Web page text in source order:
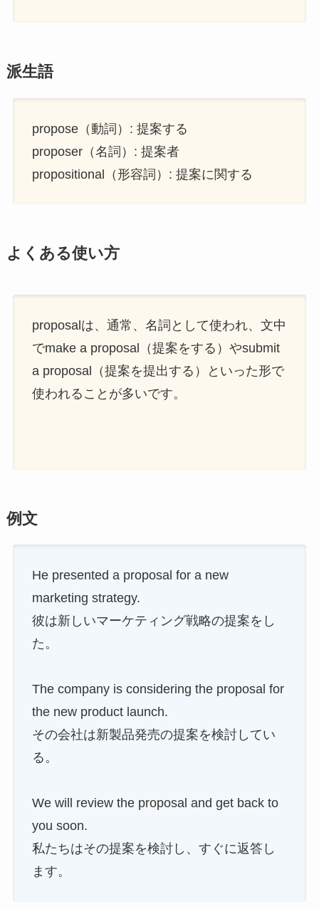
派生語
propose（動詞）: 提案する
proposer（名詞）: 提案者
propositional（形容詞）: 提案に関する
よくある使い方
proposalは、通常、名詞として使われ、文中
でmake a proposal（提案をする）やsubmit
a proposal（提案を提出する）といった形で
使われることが多いです。
例文
He presented a proposal for a new
marketing strategy.
彼は新しいマーケティング戦略の提案をし
た。
The company is considering the proposal for
the new product launch.
その会社は新製品発売の提案を検討してい
る。
We will review the proposal and get back to
you soon.
私たちはその提案を検討し、すぐに返答し
ます。